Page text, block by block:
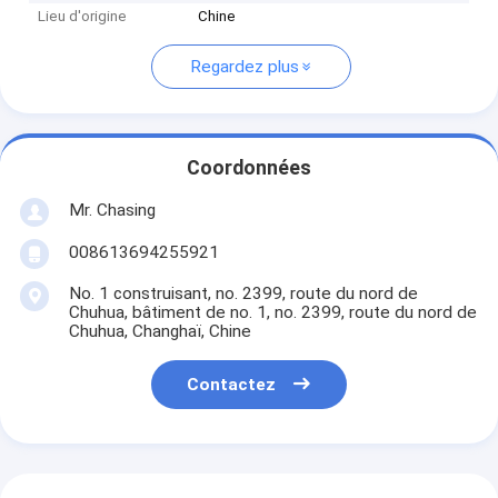
Lieu d'origine
Chine
Regardez plus
Coordonnées
Mr. Chasing
008613694255921
No. 1 construisant, no. 2399, route du nord de
Chuhua, bâtiment de no. 1, no. 2399, route du nord de
Chuhua, Changhaï, Chine
Contactez